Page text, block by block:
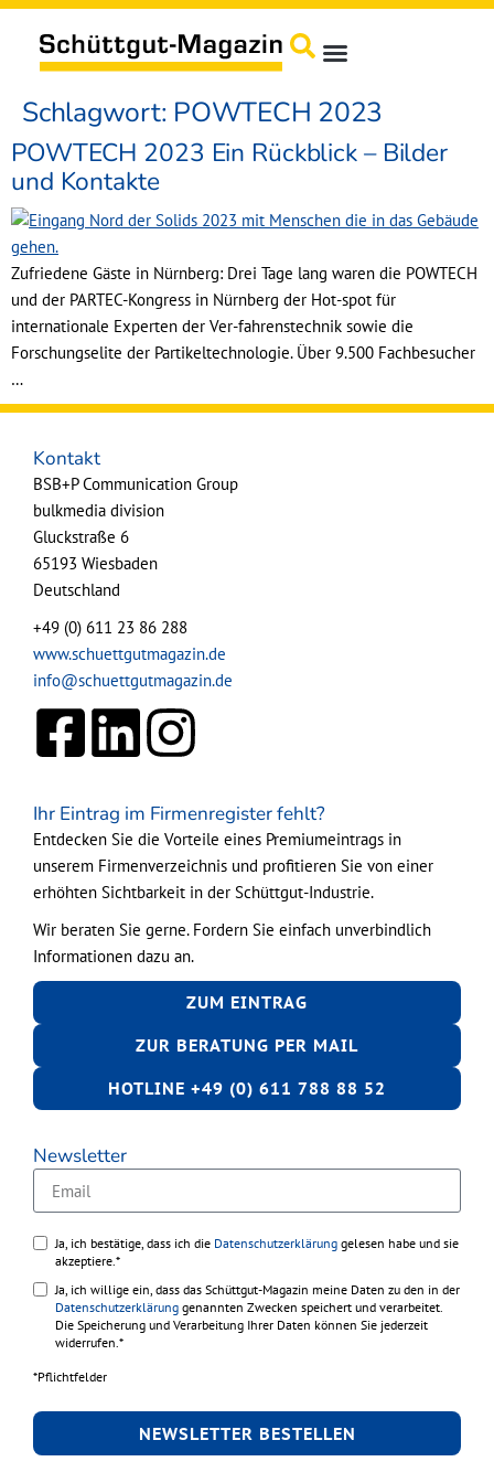
Schlagwort: POWTECH 2023
POWTECH 2023 Ein Rückblick – Bilder
und Kontakte
Zufriedene Gäste in Nürnberg: Drei Tage lang waren die POWTECH
und der PARTEC-Kongress in Nürnberg der Hot-spot für
internationale Experten der Ver-fahrenstechnik sowie die
Forschungselite der Partikeltechnologie. Über 9.500 Fachbesucher
…
Kontakt
BSB+P Communication Group
bulkmedia division
Gluckstraße 6
65193 Wiesbaden
Deutschland
+49 (0) 611 23 86 288
www.schuettgutmagazin.de
info@schuettgutmagazin.de
Ihr Eintrag im Firmenregister fehlt?
Entdecken Sie die Vorteile eines Premiumeintrags in
unserem Firmenverzeichnis und profitieren Sie von einer
erhöhten Sichtbarkeit in der Schüttgut-Industrie.
Wir beraten Sie gerne. Fordern Sie einfach unverbindlich
Informationen dazu an.
ZUM EINTRAG
ZUR BERATUNG PER MAIL
HOTLINE +49 (0) 611 788 88 52
Newsletter
Ja, ich bestätige, dass ich die Datenschutzerklärung gelesen habe und sie
akzeptiere.*
Ja, ich willige ein, dass das Schüttgut-Magazin meine Daten zu den in der
Datenschutzerklärung genannten Zwecken speichert und verarbeitet.
Die Speicherung und Verarbeitung Ihrer Daten können Sie jederzeit
widerrufen.*
*Pflichtfelder
NEWSLETTER BESTELLEN